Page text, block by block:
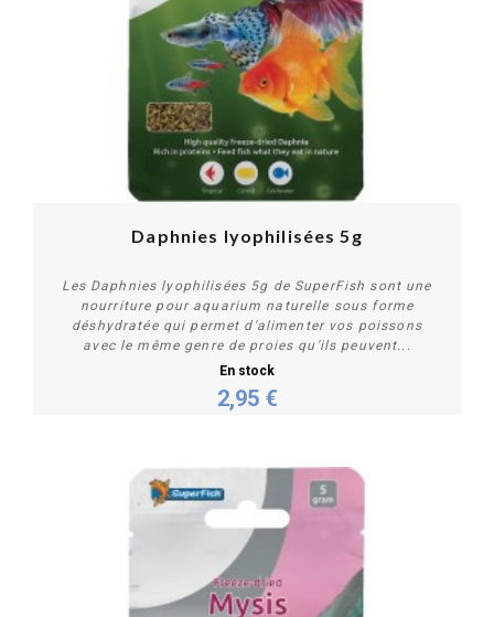
Acheter
Daphnies lyophilisées 5g
Les Daphnies lyophilisées 5g de SuperFish sont une
nourriture pour aquarium naturelle sous forme
déshydratée qui permet d'alimenter vos poissons
avec le même genre de proies qu'ils peuvent...
En stock
2,95 €